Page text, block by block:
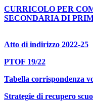
CURRICOLO PER
SECONDARIA DI
Atto di indirizzo 2022-25
PTOF 19/22
Tabella corrispondenza
Strategie di recupero